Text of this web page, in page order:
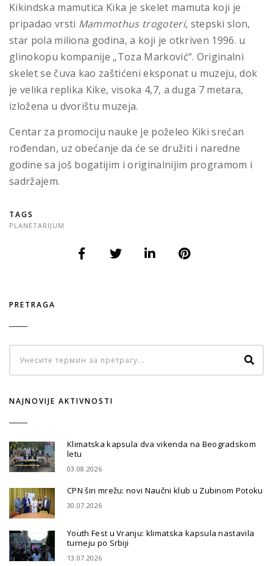
Kikindska mamutica Kika je skelet mamuta koji je
pripadao vrsti Mammothus trogoteri, stepski slon,
star pola miliona godina, a koji je otkriven 1996. u
glinokopu kompanije „Toza Marković“. Originalni
skelet se čuva kao zaštićeni eksponat u muzeju, dok
je velika replika Kike, visoka 4,7, a duga 7 metara,
izložena u dvorištu muzeja.
Centar za promociju nauke je poželeo Kiki srećan
rođendan, uz obećanje da će se družiti i naredne
godine sa još bogatijim i originalnijim programom i
sadržajem.
TAGS
PLANETARIJUM
PRETRAGA
NAJNOVIJE AKTIVNOSTI
Klimatska kapsula dva vikenda na Beogradskom
letu
03.08.2026
CPN širi mrežu: novi Naučni klub u Zubinom Potoku
30.07.2026
Youth Fest u Vranju: klimatska kapsula nastavila
turneju po Srbiji
13.07.2026